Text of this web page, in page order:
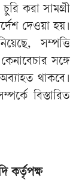
করা সামগ্রী
দেওয়া হয়।
সম্পত্তি
সঙ্গে
থাকবে।
বিস্তারিত
কর্তৃপক্ষ